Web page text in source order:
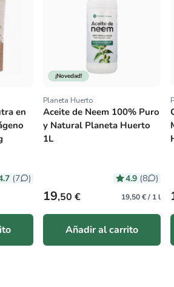
en
(27 )
Proveedor:
Planeta Huerto
Kombucha ECO Frutos
rojos Planeta Huerto 330
ml
4.6 (13 )
Precio habitual
2,50 € 7,58 € / 1 l
Añadir al carrito